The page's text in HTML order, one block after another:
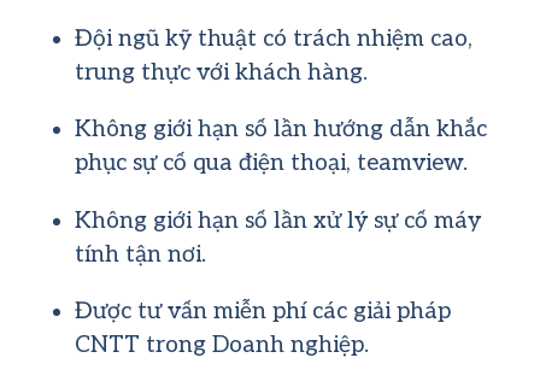
Đội ngũ kỹ thuật có trách nhiệm cao,
trung thực với khách hàng.
Không giới hạn số lần hướng dẫn khắc
phục sự cố qua điện thoại, teamview.
Không giới hạn số lần xử lý sự cố máy
tính tận nơi.
Được tư vấn miễn phí các giải pháp
CNTT trong Doanh nghiệp.